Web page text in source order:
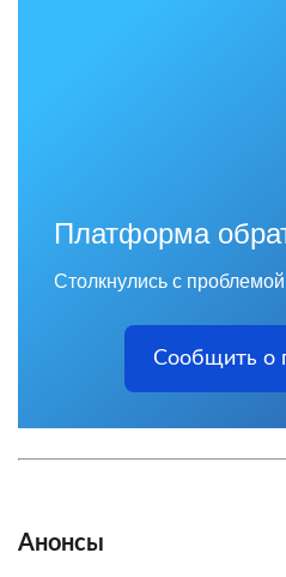
Платформа
Столкнулись с
Сообщить о
Анонсы